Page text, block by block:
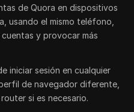
de Quora en dispositivos
usando el mismo teléfono,
y provocar más
iniciar sesión en cualquier
de navegador diferente,
si es necesario.